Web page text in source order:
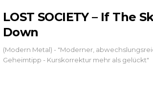
LOST SOCIETY – If The
Down
(Modern Metal) - "Moderner,
Geheimtipp - Kurskorrektur mehr als gelückt"